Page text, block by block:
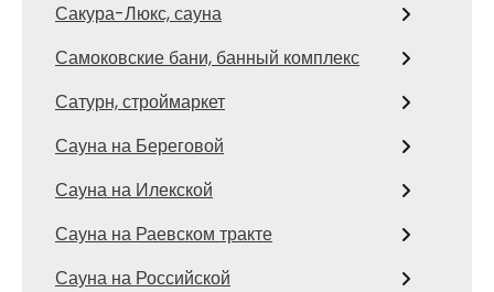
Сакура-Люкс, сауна
Самоковские бани, банный комплекс
Сатурн, строймаркет
Сауна на Береговой
Сауна на Илекской
Сауна на Раевском тракте
Сауна на Российской